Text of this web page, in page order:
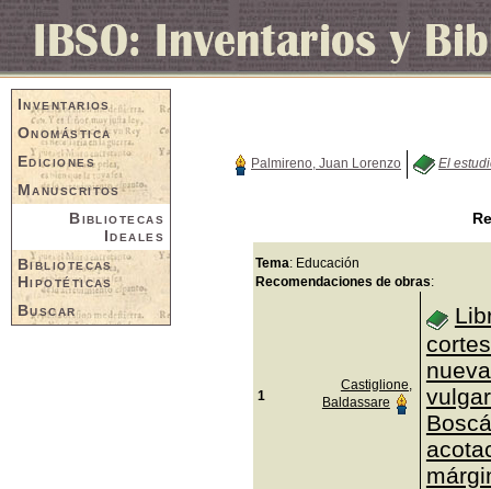
Inventarios
Onomástica
Ediciones
Manuscritos
Bibliotecas
Ideales
Bibliotecas
Hipotéticas
Buscar
Palmireno, Juan Lorenzo El
Tema: Educación
Recomendaciones de obras:
1
Castiglione,
Baldassare